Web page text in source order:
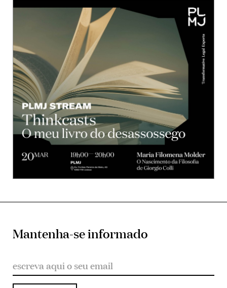
Mantenha-se informado